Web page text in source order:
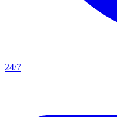
24/7